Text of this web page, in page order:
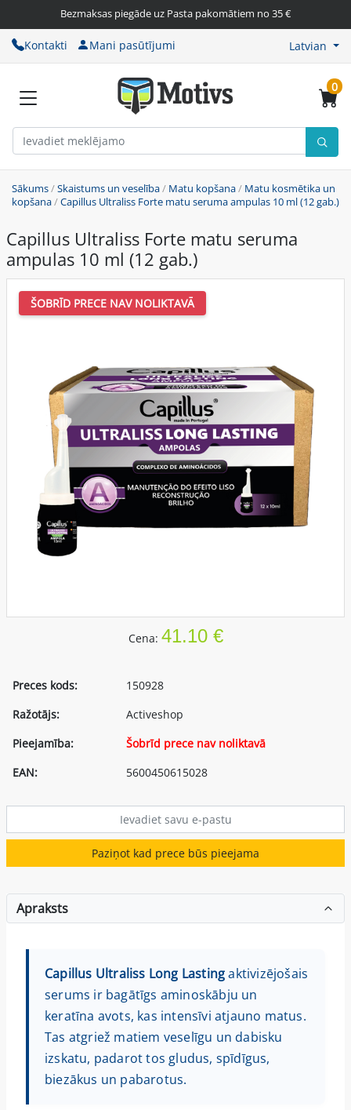
Bezmaksas piegāde uz Pasta pakomātiem no 35 €
Kontakti Mani pasūtījumi Latvian
0
Sākums/Skaistums un veselība/ Matu kopšana/ Matu kosmētika un
kopšana/Capillus Ultraliss Forte matu seruma ampulas 10 ml (12 gab.)
Capillus Ultraliss Forte matu seruma
ampulas 10 ml (12 gab.)
ŠOBRĪD PRECE NAV NOLIKTAVĀ
Cena: 41.10 €
Preces kods:
150928
Ražotājs:
Activeshop
Pieejamība:
Šobrīd prece nav noliktavā
EAN:
5600450615028
Paziņot kad prece būs pieejama
Apraksts
Capillus Ultraliss Long Lastingaktivizējošais
serums ir bagātīgs aminoskābju un
keratīna avots, kas intensīvi atjauno matus.
Tas atgriež matiem veselīgu un dabisku
izskatu, padarot tos gludus, spīdīgus,
biezākus un pabarotus.